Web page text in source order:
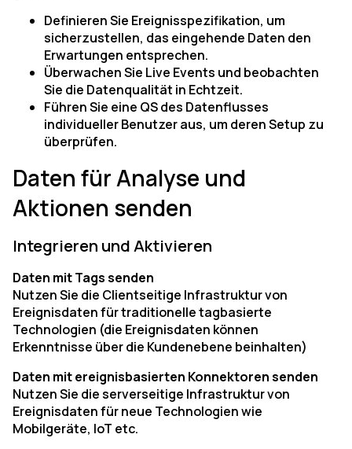
Definieren Sie Ereignisspezifikation, um
sicherzustellen, das eingehende Daten den
Erwartungen entsprechen.
Überwachen Sie Live Events und beobachten
Sie die Datenqualität in Echtzeit.
Führen Sie eine QS des Datenflusses
individueller Benutzer aus, um deren Setup zu
überprüfen.
Daten für Analyse und
Aktionen senden
Integrieren und Aktivieren
Daten mit Tags senden
Nutzen Sie die Clientseitige Infrastruktur von
Ereignisdaten für traditionelle tagbasierte
Technologien (die Ereignisdaten können
Erkenntnisse über die Kundenebene beinhalten)
Daten mit ereignisbasierten Konnektoren senden
Nutzen Sie die serverseitige Infrastruktur von
Ereignisdaten für neue Technologien wie
Mobilgeräte, IoT etc.